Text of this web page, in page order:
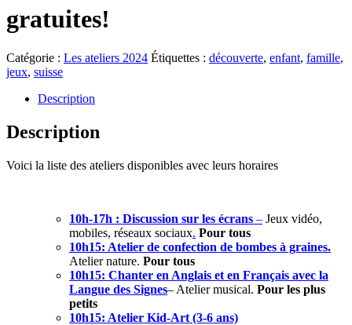
gratuites!
Catégorie : Les ateliers 2024 Étiquettes : découverte, enfant, famille,
jeux, suisse
Description
Description
Voici la liste des ateliers disponibles avec leurs horaires
10h-17h : Discussion sur les écrans – Jeux vidéo,
mobiles, réseaux sociaux. Pour tous
10h15: Atelier de confection de bombes à graines.
Atelier nature. Pour tous
10h15: Chanter en Anglais et en Français avec la
Langue des Signes– Atelier musical. Pour les plus
petits
10h15: Atelier Kid-Art (3-6 ans)